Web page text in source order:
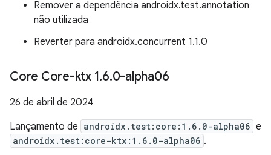
Remover a dependência androidx.test.annotation
não utilizada
Reverter para androidx.concurrent 1.1.0
Core Core-ktx 1.6.0-alpha06
26 de abril de 2024
Lançamento de androidx.test:core:1.6.0-alpha06 e
androidx.test:core-ktx:1.6.0-alpha06 .